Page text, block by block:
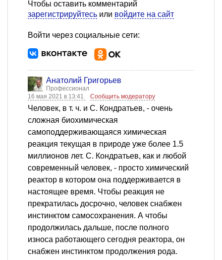
Чтобы оставить комментарий
зарегистрируйтесь или войдите на сайт
Войти через социальные сети:
Анатолий Григорьев
Профессионал
16 мая 2021 в 13:41
Сообщить модератору
Человек, в т. ч. и С. Кондратьев, - очень
сложная биохимическая
самоподдерживающаяся химическая
реакция текущая в природе уже более 1.5
миллионов лет. С. Кондратьев, как и любой
современный человек, - просто химический
реактор в котором она поддерживается в
настоящее время. Чтобы реакция не
прекратилась досрочно, человек снабжен
инстинктом самосохранения. А чтобы
продолжилась дальше, после полного
износа работающего сегодня реактора, он
снабжен инстинктом продолжения рода.